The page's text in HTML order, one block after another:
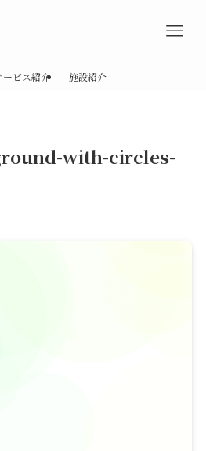
ービス紹介 施設紹介
with-circles-